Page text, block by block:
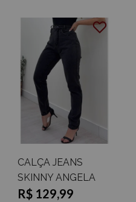
CALÇA JEANS
SKINNY ANGELA
R$ 129,99